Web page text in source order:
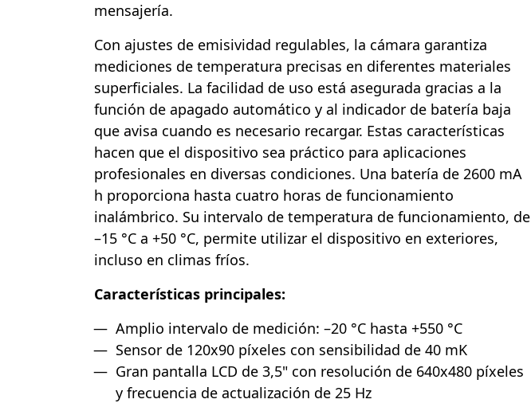
mensajería.
Con ajustes de emisividad regulables, la cámara garantiza
mediciones de temperatura precisas en diferentes materiales
superficiales. La facilidad de uso está asegurada gracias a la
función de apagado automático y al indicador de batería baja
que avisa cuando es necesario recargar. Estas características
hacen que el dispositivo sea práctico para aplicaciones
profesionales en diversas condiciones. Una batería de 2600 mA
h proporciona hasta cuatro horas de funcionamiento
inalámbrico. Su intervalo de temperatura de funcionamiento, de
–15 °C a +50 °C, permite utilizar el dispositivo en exteriores,
incluso en climas fríos.
Características principales:
Amplio intervalo de medición: –20 °C hasta +550 °C
Sensor de 120x90 píxeles con sensibilidad de 40 mK
Gran pantalla LCD de 3,5" con resolución de 640x480 píxeles
y frecuencia de actualización de 25 Hz